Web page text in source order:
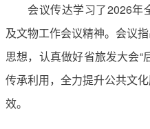
会议传达学习了2026年
及文物工作会议精神。会议
思想，认真做好省旅发大会“
传承利用，全力提升公共文
效。